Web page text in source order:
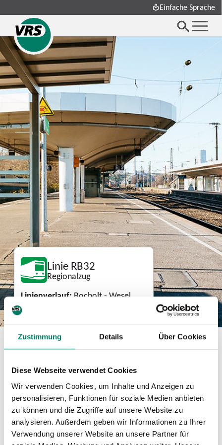
Zustimmung Details Über Cookies
Diese Webseite verwendet Cookies
Wir verwenden Cookies, um Inhalte und Anzeigen zu
personalisieren, Funktionen für soziale Medien anbieten
zu können und die Zugriffe auf unsere Website zu
analysieren. Außerdem geben wir Informationen zu Ihrer
Verwendung unserer Website an unsere Partner für
Einfache Sprache
Linie RB32
Regionalzug
Linienverlauf: Bocholt - Wesel
Aktuelle Fahrplanänderungen
13.07.2026, 19:45 - 04.09.2026, 01:20,
Teilausfall zwischen Ahrbrück und
Remagen/Bonn Hbf
Download